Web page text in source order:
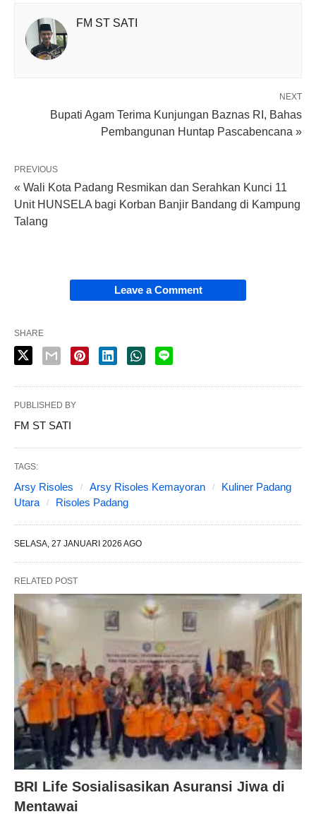
FM ST SATI
NEXT
Bupati Agam Terima Kunjungan Baznas RI, Bahas
Pembangunan Huntap Pascabencana »
PREVIOUS
« Wali Kota Padang Resmikan dan Serahkan Kunci 11
Unit HUNSELA bagi Korban Banjir Bandang di Kampung
Talang
Leave a Comment
SHARE
PUBLISHED BY
FM ST SATI
TAGS:
Arsy Risoles Arsy Risoles Kemayoran
Kuliner Padang
Utara
Risoles Padang
SELASA, 27 JANUARI 2026 AGO
RELATED POST
BRI Life Sosialisasikan Asuransi Jiwa di
Mentawai